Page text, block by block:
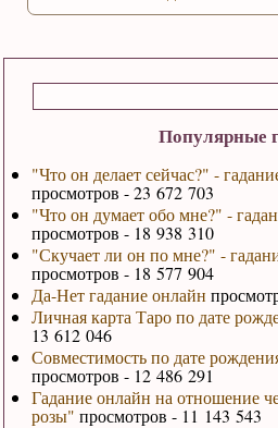
Популярные
"Что он делает сейчас?" -
просмотров - 23 672 703
"Что он думает обо мне?" -
просмотров - 18 938 310
"Скучает ли он по мне?" -
просмотров - 18 577 904
Да-Нет гадание онлайн
Личная карта Таро по дате
13 612 046
Совместимость по дате
просмотров - 12 486 291
Гадание онлайн на отношение
розы" просмотров - 11 143 543